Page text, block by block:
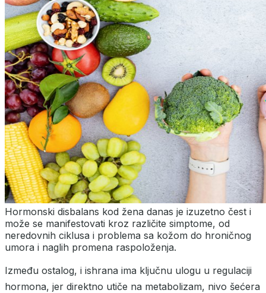
Hormonski disbalans kod žena danas je izuzetno čest i
može se manifestovati kroz različite simptome, od
neredovnih ciklusa i problema sa kožom do hroničnog
umora i naglih promena raspoloženja.
Između ostalog, i ishrana ima ključnu ulogu u regulaciji
hormona, jer direktno utiče na metabolizam, nivo šećera